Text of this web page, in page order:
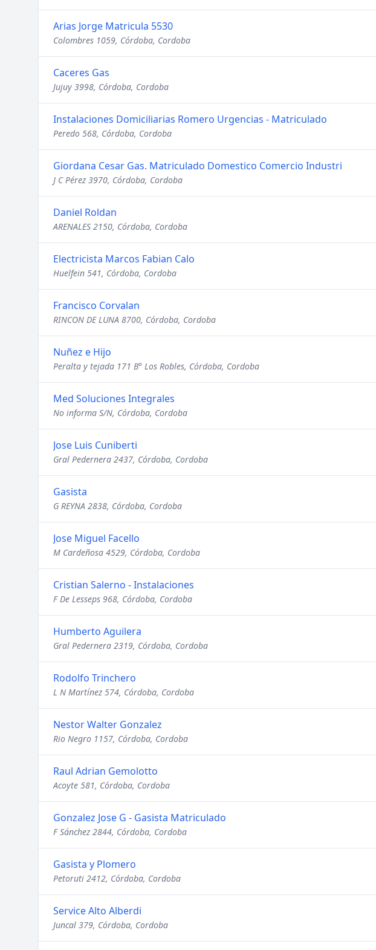
Arias Jorge Matricula 5530
Colombres 1059, Córdoba, Cordoba
Caceres Gas
Jujuy 3998, Córdoba, Cordoba
Instalaciones Domiciliarias Romero Urgencias - Matriculado
Peredo 568, Córdoba, Cordoba
Giordana Cesar Gas. Matriculado Domestico Comercio Industri
J C Pérez 3970, Córdoba, Cordoba
Daniel Roldan
ARENALES 2150, Córdoba, Cordoba
Electricista Marcos Fabian Calo
Huelfein 541, Córdoba, Cordoba
Francisco Corvalan
RINCON DE LUNA 8700, Córdoba, Cordoba
Nuñez e Hijo
Peralta y tejada 171 B° Los Robles, Córdoba, Cordoba
Med Soluciones Integrales
No informa S/N, Córdoba, Cordoba
Jose Luis Cuniberti
Gral Pedernera 2437, Córdoba, Cordoba
Gasista
G REYNA 2838, Córdoba, Cordoba
Jose Miguel Facello
M Cardeñosa 4529, Córdoba, Cordoba
Cristian Salerno - Instalaciones
F De Lesseps 968, Córdoba, Cordoba
Humberto Aguilera
Gral Pedernera 2319, Córdoba, Cordoba
Rodolfo Trinchero
L N Martínez 574, Córdoba, Cordoba
Nestor Walter Gonzalez
Rio Negro 1157, Córdoba, Cordoba
Raul Adrian Gemolotto
Acoyte 581, Córdoba, Cordoba
Gonzalez Jose G - Gasista Matriculado
F Sánchez 2844, Córdoba, Cordoba
Gasista y Plomero
Petoruti 2412, Córdoba, Cordoba
Service Alto Alberdi
Juncal 379, Córdoba, Cordoba